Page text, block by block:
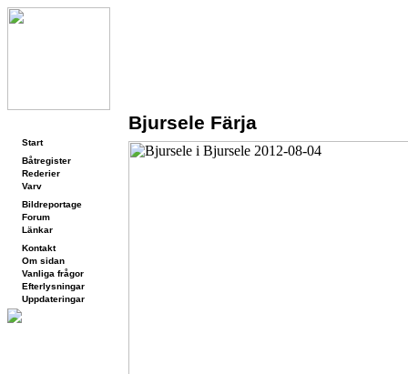
Start
Båtregister
Rederier
Varv
Bildreportage
Forum
Länkar
Kontakt
Om sidan
Vanliga frågor
Efterlysningar
Uppdateringar
Bjursele Färja